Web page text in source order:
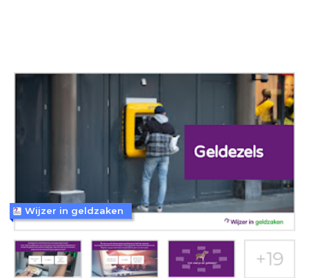
Wijzer in geldzaken